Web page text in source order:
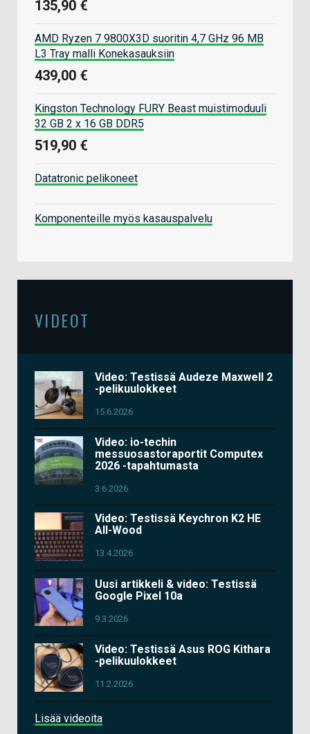
135,90 €
AMD Ryzen 7 9800X3D suoritin 4,7 GHz 96 MB
L3 Tray malli Konekasauksiin
439,00 €
Kingston Technology FURY Beast muistimoduuli
32 GB 2 x 16 GB DDR5
519,90 €
Datatronic pelikoneet
Komponenteille myös kasauspalvelu
VIDEOT
Video: Testissä Audeze Maxwell 2
-pelikuulokkeet
15.6.2026
Video: io-techin
messuosastoraportit Computex
2026 -tapahtumasta
3.6.2026
Video: Testissä Keychron K2 HE
All-Wood
13.4.2026
Uusi artikkeli & video: Testissä
Google Pixel 10a
9.3.2026
Video: Testissä Asus ROG Kithara
-pelikuulokkeet
11.2.2026
Lisää videoita